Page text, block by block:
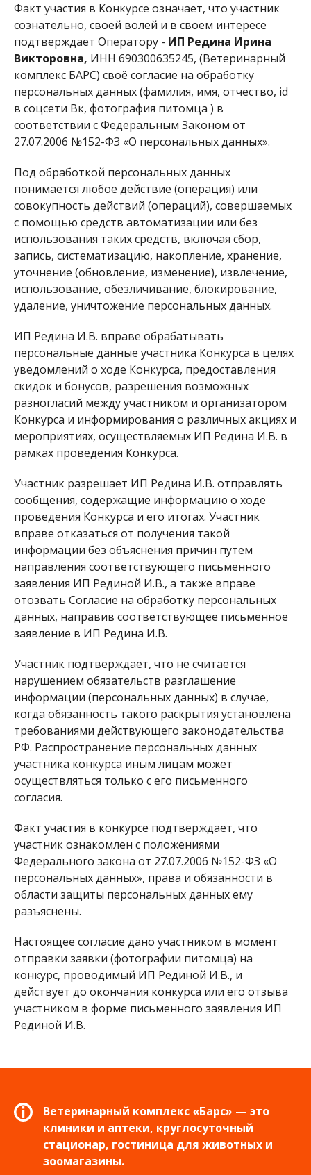
Факт участия в Конкурсе означает, что участник
сознательно, своей волей и в своем интересе
подтверждает Оператору - ИП Редина Ирина
Викторовна, ИНН 690300635245, (Ветеринарный
комплекс БАРС) своё согласие на обработку
персональных данных (фамилия, имя, отчество, id
в соцсети Вк, фотография питомца ) в
соответствии с Федеральным Законом от
27.07.2006 №152-ФЗ «О персональных данных».
Под обработкой персональных данных
понимается любое действие (операция) или
совокупность действий (операций), совершаемых
с помощью средств автоматизации или без
использования таких средств, включая сбор,
запись, систематизацию, накопление, хранение,
уточнение (обновление, изменение), извлечение,
использование, обезличивание, блокирование,
удаление, уничтожение персональных данных.
ИП Редина И.В. вправе обрабатывать
персональные данные участника Конкурса в целях
уведомлений о ходе Конкурса, предоставления
скидок и бонусов, разрешения возможных
разногласий между участником и организатором
Конкурса и информирования о различных акциях и
мероприятиях, осуществляемых ИП Редина И.В. в
рамках проведения Конкурса.
Участник разрешает ИП Редина И.В. отправлять
сообщения, содержащие информацию о ходе
проведения Конкурса и его итогах. Участник
вправе отказаться от получения такой
информации без объяснения причин путем
направления соответствующего письменного
заявления ИП Рединой И.В., а также вправе
отозвать Согласие на обработку персональных
данных, направив соответствующее письменное
заявление в ИП Редина И.В.
Участник подтверждает, что не считается
нарушением обязательств разглашение
информации (персональных данных) в случае,
когда обязанность такого раскрытия установлена
требованиями действующего законодательства
РФ. Распространение персональных данных
участника конкурса иным лицам может
осуществляться только с его письменного
согласия.
Факт участия в конкурсе подтверждает, что
участник ознакомлен с положениями
Федерального закона от 27.07.2006 №152-ФЗ «О
персональных данных», права и обязанности в
области защиты персональных данных ему
разъяснены.
Настоящее согласие дано участником в момент
отправки заявки (фотографии питомца) на
конкурс, проводимый ИП Рединой И.В., и
действует до окончания конкурса или его отзыва
участником в форме письменного заявления ИП
Рединой И.В.
Ветеринарный комплекс «Барс» — это
клиники и аптеки, круглосуточный
стационар, гостиница для животных и
зоомагазины.